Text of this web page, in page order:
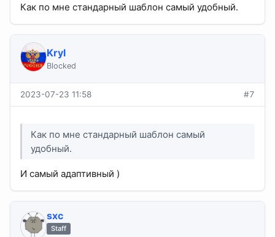
Как по мне стандарный шаблон самый удобный.
Kryl
Blocked
2023-07-23 11:58 #7
Как по мне стандарный шаблон самый
удобный.
И самый адаптивный )
sхс
Staff